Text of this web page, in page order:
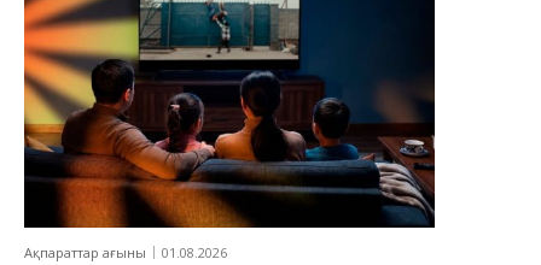
Ақпараттар ағыны 01.08.2026